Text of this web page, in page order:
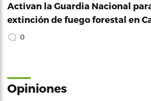
Activan la Guardia Nacional
extinción de fuego forestal en
0
Opiniones